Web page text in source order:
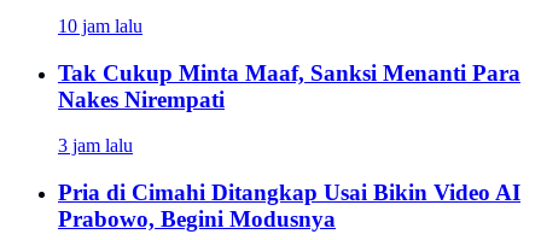
10 jam lalu
Tak Cukup Minta Maaf, Sanksi Menanti Para
Nakes Nirempati
3 jam lalu
Pria di Cimahi Ditangkap Usai Bikin Video AI
Prabowo, Begini Modusnya